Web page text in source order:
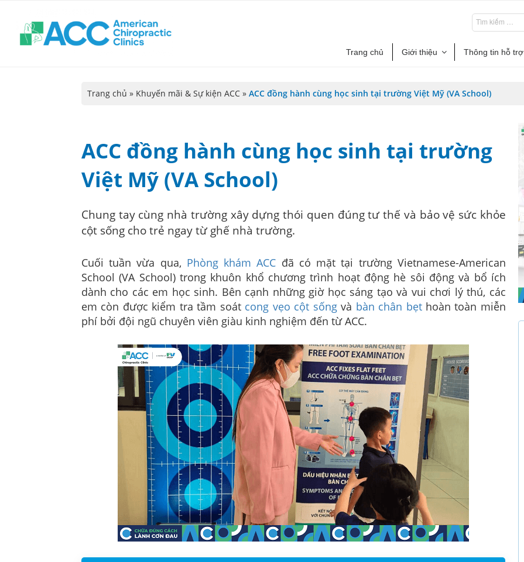
Trang chủ Giới thiệu Thông tin hỗ trợ
Trang chủ » Khuyến mãi & Sự kiện ACC » ACC đồng hành cùng học sinh tại trường Việt Mỹ (VA School)
ACC đồng hành cùng học sinh tại trường
Việt Mỹ (VA School)
Chung tay cùng nhà trường xây dựng thói quen đúng tư thế và bảo vệ sức khỏe
cột sống cho trẻ ngay từ ghế nhà trường.
Cuối tuần vừa qua, Phòng khám ACC đã có mặt tại trường Vietnamese-American
School (VA School) trong khuôn khổ chương trình hoạt động hè sôi động và bổ ích
dành cho các em học sinh. Bên cạnh những giờ học sáng tạo và vui chơi lý thú, các
em còn được kiểm tra tầm soát cong vẹo cột sốngvà bàn chân bẹthoàn toàn miễn
phí bởi đội ngũ chuyên viên giàu kinh nghiệm đến từ ACC.